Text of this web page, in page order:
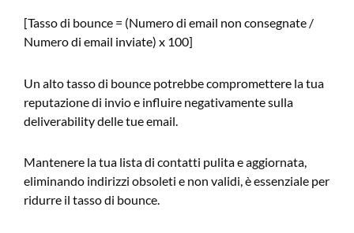
[Tasso di bounce = (Numero di email non consegnate /
Numero di email inviate) x 100]
Un alto tasso di bounce potrebbe compromettere la tua
reputazione di invio e influire negativamente sulla
deliverability delle tue email.
Mantenere la tua lista di contatti pulita e aggiornata,
eliminando indirizzi obsoleti e non validi, è essenziale per
ridurre il tasso di bounce.